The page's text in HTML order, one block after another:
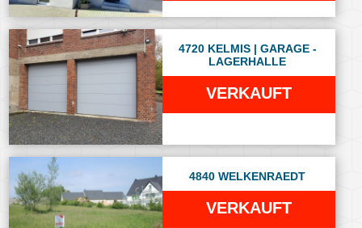
4720 KELMIS | GARAGE -
LAGERHALLE
VERKAUFT
4840 WELKENRAEDT
VERKAUFT